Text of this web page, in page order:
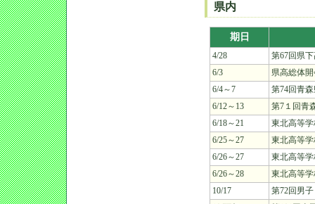
県内
期日
4/28
第67回県
6/3
県高総体
6/4～7
第74回青
6/12～13
第7１回青
6/18～21
東北高等
6/25～27
東北高等
6/26～27
東北高等
6/26～28
東北高等
10/17
第72回男